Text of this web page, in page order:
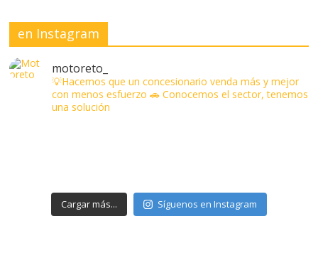
en Instagram
motoreto_
💡Hacemos que un concesionario venda más y mejor
con menos esfuerzo 🚗 Conocemos el sector, tenemos
una solución
Cargar más... Síguenos en Instagram